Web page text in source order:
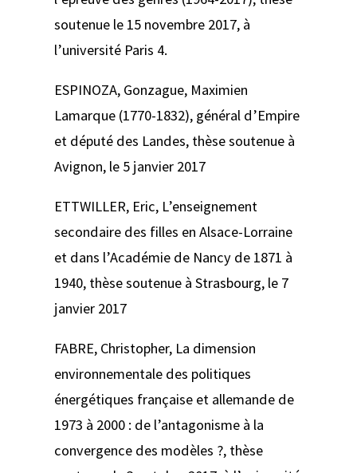
soutenue le 15 novembre 2017, à
l’université Paris 4.
ESPINOZA, Gonzague, Maximien
Lamarque (1770-1832), général d’Empire
et député des Landes, thèse soutenue à
Avignon, le 5 janvier 2017
ETTWILLER, Eric, L’enseignement
secondaire des filles en Alsace-Lorraine
et dans l’Académie de Nancy de 1871 à
1940, thèse soutenue à Strasbourg, le 7
janvier 2017
FABRE, Christopher, La dimension
environnementale des politiques
énergétiques française et allemande de
1973 à 2000 : de l’antagonisme à la
convergence des modèles ?, thèse